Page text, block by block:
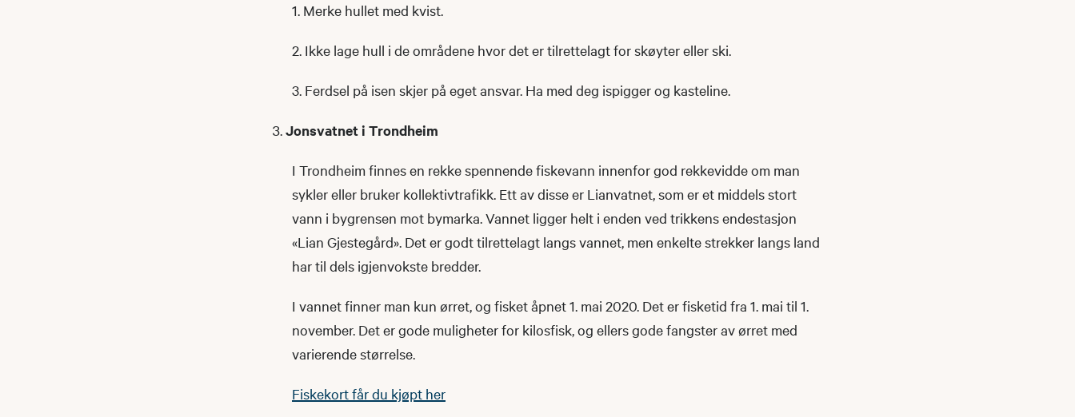
1. Merke hullet med kvist.
2. Ikke lage hull i de områdene hvor det er tilrettelagt for skøyter eller ski.
3. Ferdsel på isen skjer på eget ansvar. Ha med deg ispigger og kasteline.
Jonsvatnet i Trondheim
I Trondheim finnes en rekke spennende fiskevann innenfor god rekkevidde om man
sykler eller bruker kollektivtrafikk. Ett av disse er Lianvatnet, som er et middels stort
vann i bygrensen mot bymarka. Vannet ligger helt i enden ved trikkens endestasjon
«Lian Gjestegård». Det er godt tilrettelagt langs vannet, men enkelte strekker langs land
har til dels igjenvokste bredder.
I vannet finner man kun ørret, og fisket åpnet 1. mai 2020. Det er fisketid fra 1. mai til 1.
november. Det er gode muligheter for kilosfisk, og ellers gode fangster av ørret med
varierende størrelse.
Fiskekort får du kjøpt her